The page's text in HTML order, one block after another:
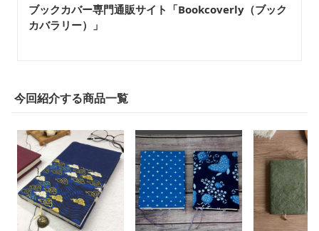
ブックカバー専門通販サイト「Bookcoverly（ブック
カバラリー）」
今回紹介する商品一覧